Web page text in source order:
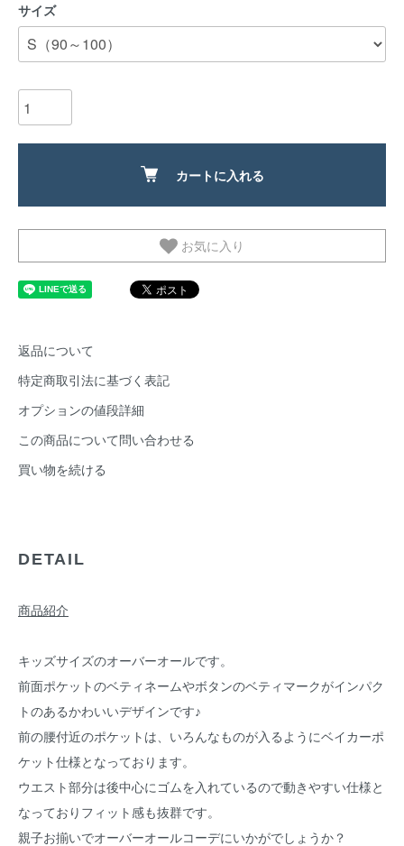
サイズ
カートに入れる
お気に入り
返品について
特定商取引法に基づく表記
オプションの値段詳細
この商品について問い合わせる
買い物を続ける
DETAIL
商品紹介
キッズサイズのオーバーオールです。
前面ポケットのベティネームやボタンのベティマークがインパク
トのあるかわいいデザインです♪
前の腰付近のポケットは、いろんなものが入るようにベイカーポ
ケット仕様となっております。
ウエスト部分は後中心にゴムを入れているので動きやすい仕様と
なっておりフィット感も抜群です。
親子お揃いでオーバーオールコーデにいかがでしょうか？